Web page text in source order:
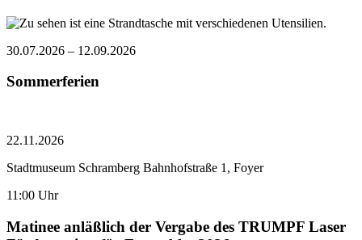
30.07.2026 – 12.09.2026
Sommerferien
22.11.2026
Stadtmuseum Schramberg Bahnhofstraße 1, Foyer
11:00 Uhr
Matinee anläßlich der Vergabe des TRUMPF Laser